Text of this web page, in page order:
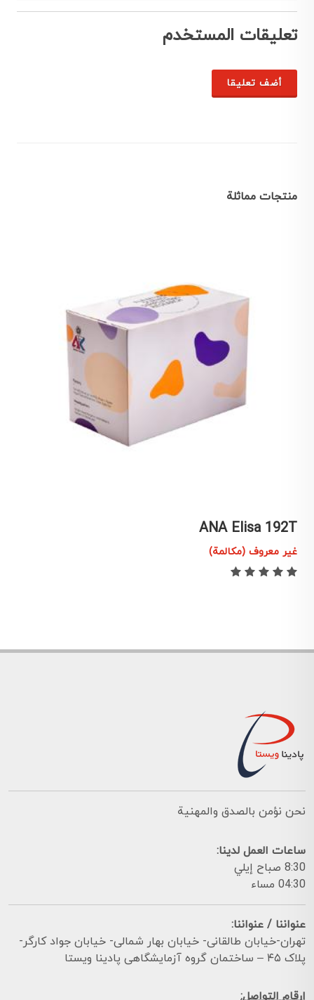
تعليقات المستخدم
أضف تعليقا
منتجات مماثلة
ANA Elisa 192T
غير معروف (مكالمة)
نحن نؤمن بالصدق والمهنية
ساعات العمل لدينا:
8:30 صباح إيلي
04:30 مساء
عنواننا / عنواننا:
تهران-خیابان طالقانی- خیابان بهار شمالی- خیابان جواد کارگر-
پلاک ۴۵ – ساختمان گروه آزمایشگاهی پادینا ویستا
ارقام التواصل: